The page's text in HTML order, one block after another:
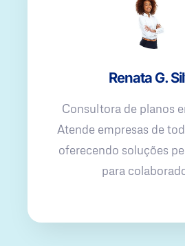
Renata G.
Consultora de planos
Atende empresas de
oferecendo soluções
para